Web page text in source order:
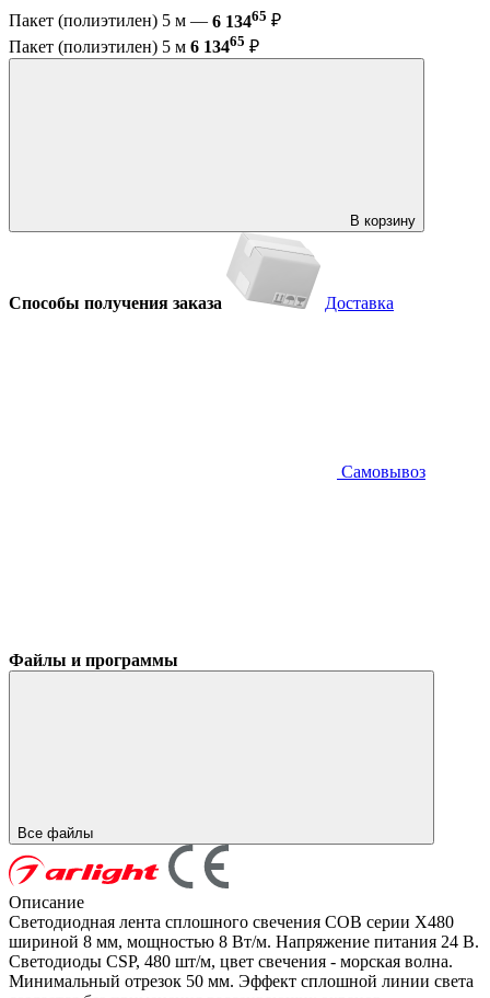
Пакет (полиэтилен) 5 м — 6 13465 ₽
Пакет (полиэтилен) 5 м 6 13465 ₽
В корзину
Способы получения заказа Доставка
Самовывоз
Файлы и программы
Все файлы
Описание
Светодиодная лента сплошного свечения COB серии X480
шириной 8 мм, мощностью 8 Вт/м. Напряжение питания 24 В.
Светодиоды CSP, 480 шт/м, цвет свечения - морская волна.
Минимальный отрезок 50 мм. Эффект сплошной линии света